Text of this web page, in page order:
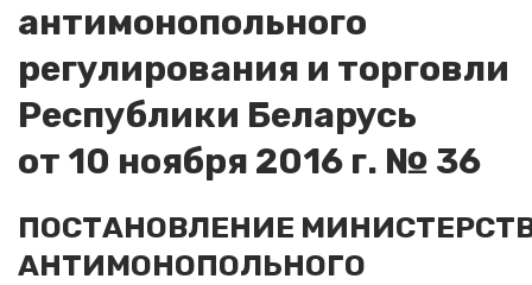
антимонопольного
регулирования и торговли
Республики Беларусь
от 10 ноября 2016 г. № 36
ПОСТАНОВЛЕНИЕ
АНТИМОНОПОЛЬНОГО